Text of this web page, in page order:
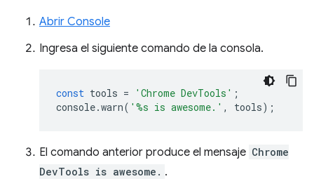
Abrir Console
Ingresa el siguiente comando de la consola.
const tools = 'Chrome DevTools' ;
console.warn( '%s is awesome.' , tools);
El comando anterior produce el mensaje Chrome
DevTools is awesome. .